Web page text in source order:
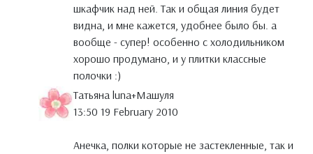
шкафчик над ней. Так и общая линия будет
видна, и мне кажется, удобнее было бы. а
вообще - супер! особенно с холодильником
хорошо продумано, и у плитки классные
полочки :)
Татьяна luna+Maшуля
13:50 19 February 2010
Анечка, полки которые не застекленные, так и